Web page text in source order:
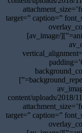
target=” caption=”
animation=’no-animation’ admin_preview_bg=”][/av_image]
[/
background_repeat=’no-repeat’ animation=” mobile_display=”]
content/uploads/2018/
target=” caption=”